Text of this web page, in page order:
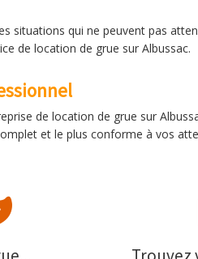
situations qui ne peuvent pas
de location de grue sur Albussac.
de location de grue sur
et le plus conforme à vos